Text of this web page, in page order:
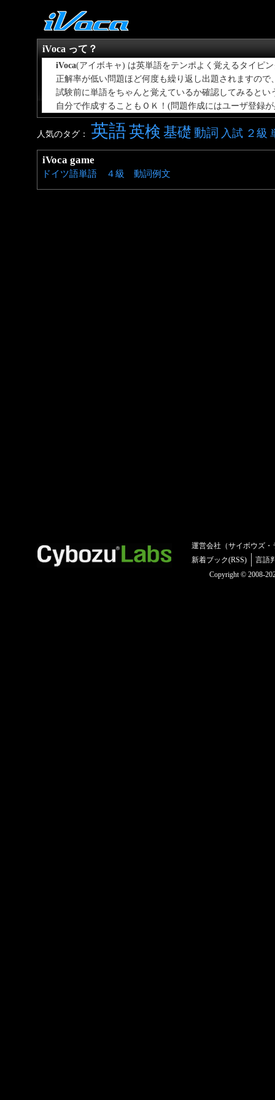
iVoca って？
iVoca(アイボキャ) は英単語をテンポよく覚えるタイピ
正解率が低い問題ほど何度も繰り返し出題されますの
試験前に単語をちゃんと覚えているか確認してみると
自分で作成することもＯＫ！(問題作成にはユーザ登録
人気のタグ： 英語英検 基礎 動詞 入試 ２級
iVoca game
ドイツ語単語 ４級 動詞例文
運営会社（サイボウズ・
新着ブック(RSS)
言語
Copyright © 2008-